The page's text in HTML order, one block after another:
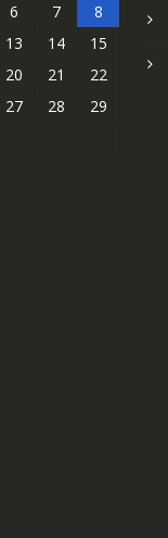
6 7
8
13 14
15
20 21
22
27 28
29